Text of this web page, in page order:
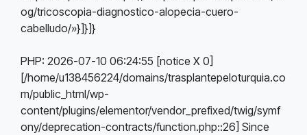
og/tricoscopia-diagnostico-alopecia-cuero-
cabelludo/»}]}]}
PHP: 2026-07-10 06:24:55 [notice X 0]
[/home/u138456224/domains/trasplantepeloturquia.co
m/public_html/wp-
content/plugins/elementor/vendor_prefixed/twig/symf
ony/deprecation-contracts/function.php::26] Since